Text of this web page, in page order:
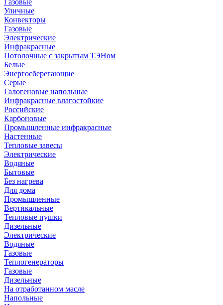
Газовые
Уличные
Конвекторы
Газовые
Электрические
Инфракрасные
Потолочные с закрытым ТЭНом
Белые
Энергосберегающие
Серые
Галогеновые напольные
Инфракрасные влагостойкие
Российские
Карбоновые
Промышленные инфракрасные
Настенные
Тепловые завесы
Электрические
Водяные
Бытовые
Без нагрева
Для дома
Промышленные
Вертикальные
Тепловые пушки
Дизельные
Электрические
Водяные
Газовые
Теплогенераторы
Газовые
Дизельные
На отработанном масле
Напольные